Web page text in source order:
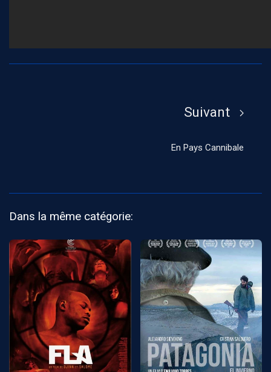
Suivant
En Pays Cannibale
Dans la même catégorie: